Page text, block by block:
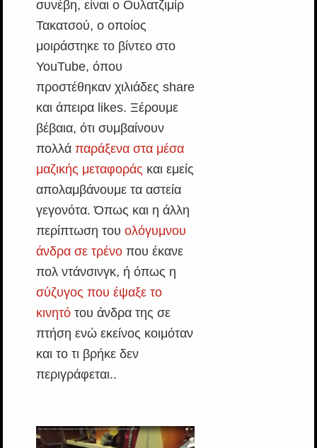
συνέβη, είναι ο Ουλατζιμίρ
Τακατσού, ο οποίος
μοιράστηκε το βίντεο στο
YouTube, όπου
προστέθηκαν χιλιάδες share
και άπειρα likes. Ξέρουμε
βέβαια, ότι συμβαίνουν
πολλά παράξενα στα μέσα
μαζικής μεταφοράς και εμείς
απολαμβάνουμε τα αστεία
γεγονότα. Όπως και η άλλη
περίπτωση του ολόγυμνου
άνδρα σε τρένοπου έκανε
πολ ντάνσινγκ, ή όπως η
σύζυγος που έψαξε το
κινητότου άνδρα της σε
πτήση ενώ εκείνος κοιμόταν
και το τι βρήκε δεν
περιγράφεται..